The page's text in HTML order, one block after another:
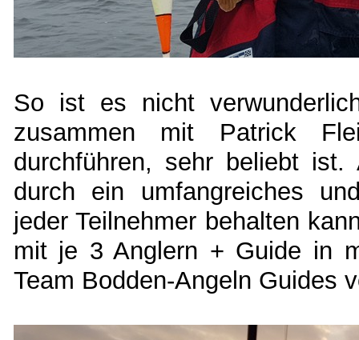
So ist es nicht
zusammen mit Patrick
durchführen, sehr beliebt ist.
durch ein umfangreiches
jeder Teilnehmer behalten
mit je 3 Anglern + Guide in
Team Bodden-Angeln Guides